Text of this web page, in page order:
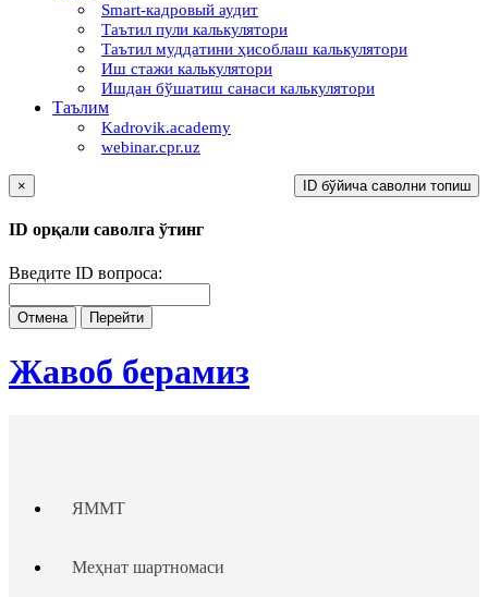
Smart-кадровый аудит
Таътил пули калькулятори
Таътил муддатини ҳисоблаш калькулятори
Иш стажи калькулятори
Ишдан бўшатиш санаси калькулятори
Таълим
Kadrovik.academy
webinar.cpr.uz
ID бўйича саволни топиш
×
ID орқали саволга ўтинг
Введите ID вопроса:
Отмена Перейти
Жавоб берамиз
ЯММТ
Меҳнат шартномаси